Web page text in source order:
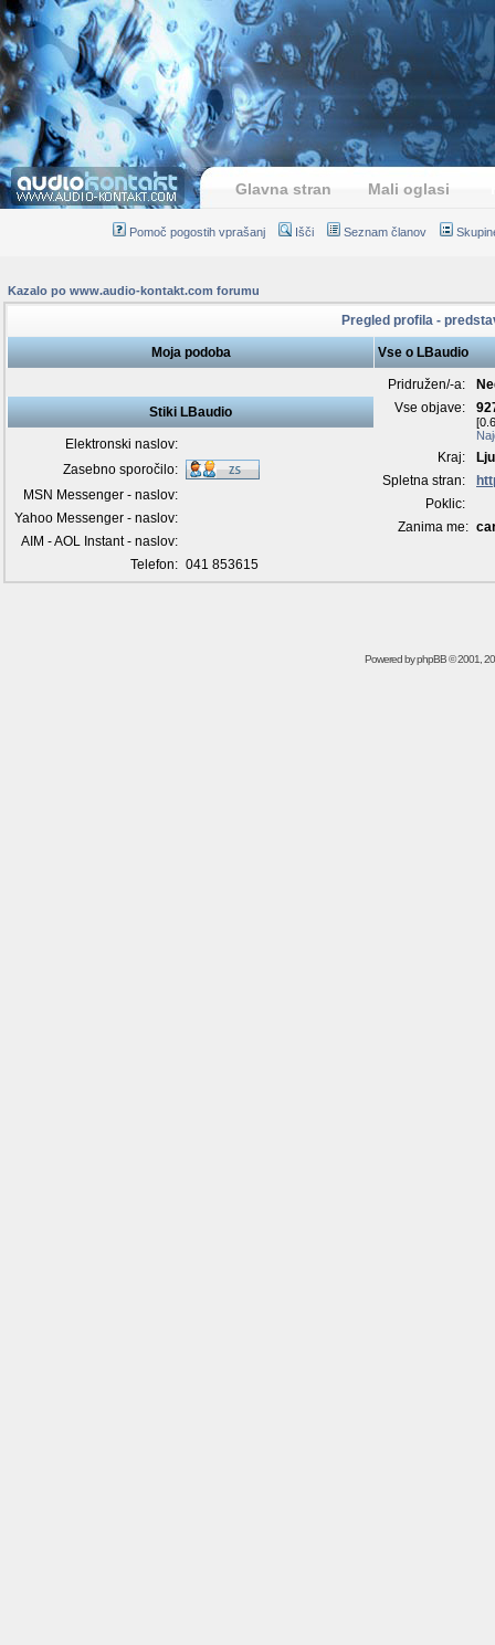
Glavna stran Mali oglasi
Pomoč pogostih vprašanj Išči Seznam članov
Kazalo po www.audio-kontakt.com forumu
Pregled profila -
Moja podoba Vse o LBaudio
Pridružen/-a:
Vse objave:
Kraj:
Spletna stran:
Poklic:
Zanima me:
Stiki LBaudio
Elektronski naslov:
Zasebno sporočilo:
MSN Messenger - naslov:
Yahoo Messenger - naslov:
AIM - AOL Instant - naslov:
Telefon: 041 853615
Powered byphpBB© 2001,